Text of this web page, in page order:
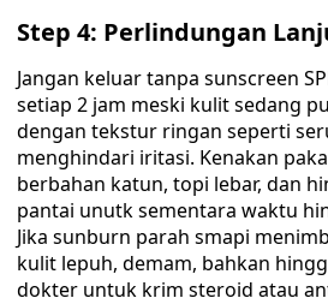
Step 4: Perlindungan
Jangan keluar tanpa sunscreen
setiap 2 jam meski kulit sedang
dengan tekstur ringan seperti
menghindari iritasi. Kenakan
berbahan katun, topi lebar, dan
pantai unutk sementara waktu
Jika sunburn parah smapi
kulit lepuh, demam, bahkan
dokter untuk krim steroid atau